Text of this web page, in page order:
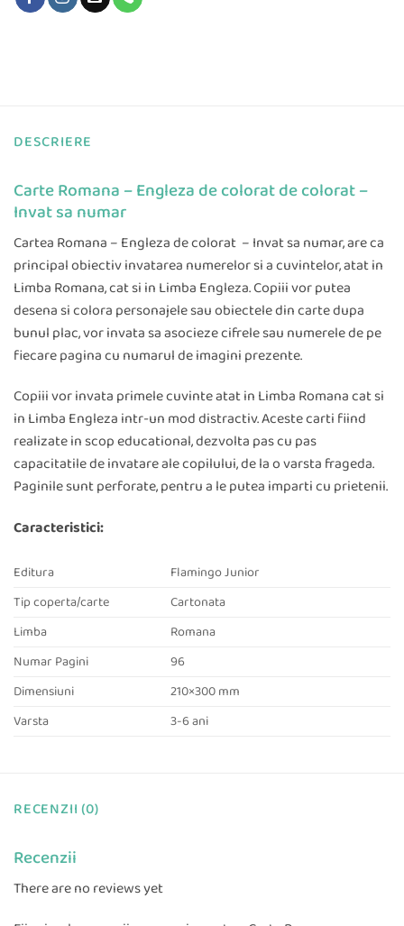
DESCRIERE
Carte Romana – Engleza de colorat de colorat –
Invat sa numar
Cartea Romana – Engleza de colorat – Invat sa numar, are ca
principal obiectiv invatarea numerelor si a cuvintelor, atat in
Limba Romana, cat si in Limba Engleza. Copiii vor putea
desena si colora personajele sau obiectele din carte dupa
bunul plac, vor invata sa asocieze cifrele sau numerele de pe
fiecare pagina cu numarul de imagini prezente.
Copiii vor invata primele cuvinte atat in Limba Romana cat si
in Limba Engleza intr-un mod distractiv. Aceste carti fiind
realizate in scop educational, dezvolta pas cu pas
capacitatile de invatare ale copilului, de la o varsta frageda.
Paginile sunt perforate, pentru a le putea imparti cu prietenii.
Caracteristici:
Editura
Flamingo Junior
Tip coperta/carte
Cartonata
Limba
Romana
Numar Pagini
96
Dimensiuni
210×300 mm
Varsta
3-6 ani
RECENZII (0)
Recenzii
There are no reviews yet